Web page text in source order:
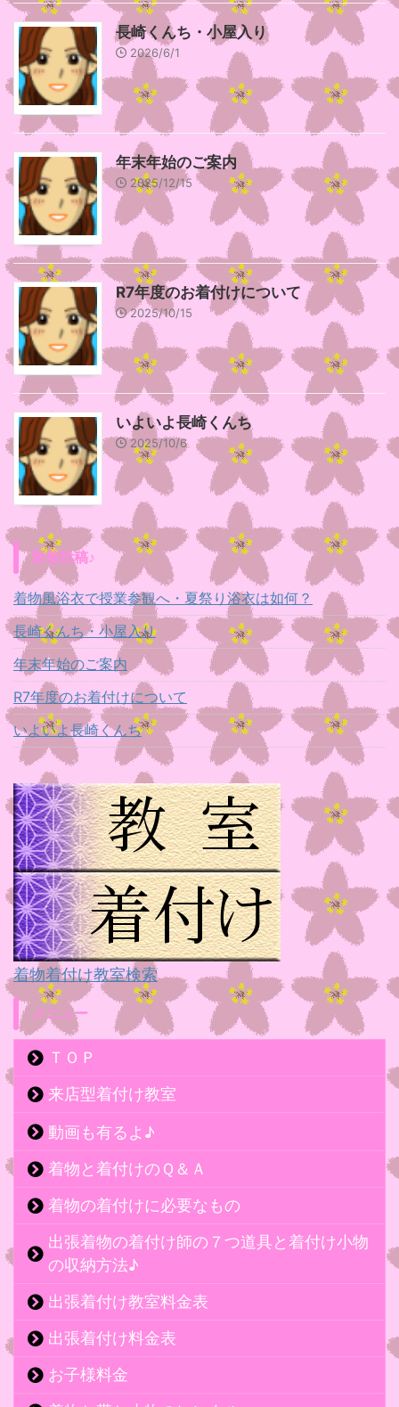
長崎くんち・小屋入り
2026/6/1
年末年始のご案内
2025/12/15
R7年度のお着付けについて
2025/10/15
いよいよ長崎くんち
2025/10/6
新着投稿♪
着物風浴衣で授業参観へ・夏祭り浴衣は如何？
長崎くんち・小屋入り
年末年始のご案内
R7年度のお着付けについて
いよいよ長崎くんち
着物着付け教室検索
メニュー
ＴＯＰ
来店型着付け教室
動画も有るよ♪
着物と着付けのＱ＆Ａ
着物の着付けに必要なもの
出張着物の着付け師の７つ道具と着付け小物
の収納方法♪
出張着付け教室料金表
出張着付け料金表
お子様料金